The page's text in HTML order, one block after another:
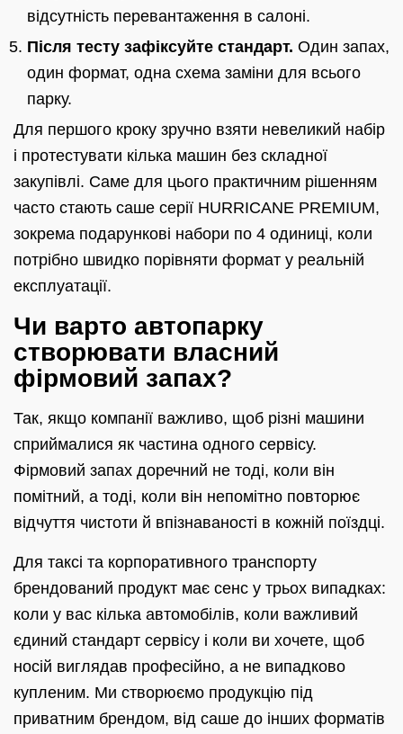
відсутність перевантаження в салоні.
Після тесту зафіксуйте стандарт. Один запах,
один формат, одна схема заміни для всього
парку.
Для першого кроку зручно взяти невеликий набір
і протестувати кілька машин без складної
закупівлі. Саме для цього практичним рішенням
часто стають саше серії HURRICANE PREMIUM,
зокрема подарункові набори по 4 одиниці, коли
потрібно швидко порівняти формат у реальній
експлуатації.
Чи варто автопарку
створювати власний
фірмовий запах?
Так, якщо компанії важливо, щоб різні машини
сприймалися як частина одного сервісу.
Фірмовий запах доречний не тоді, коли він
помітний, а тоді, коли він непомітно повторює
відчуття чистоти й впізнаваності в кожній поїздці.
Для таксі та корпоративного транспорту
брендований продукт має сенс у трьох випадках:
коли у вас кілька автомобілів, коли важливий
єдиний стандарт сервісу і коли ви хочете, щоб
носій виглядав професійно, а не випадково
купленим. Ми створюємо продукцію під
приватним брендом, від саше до інших форматів